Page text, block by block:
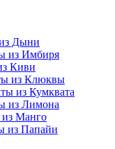
Дыни
из Имбиря
Киви
из Клюквы
из Кумквата
из Лимона
Манго
из Папайи